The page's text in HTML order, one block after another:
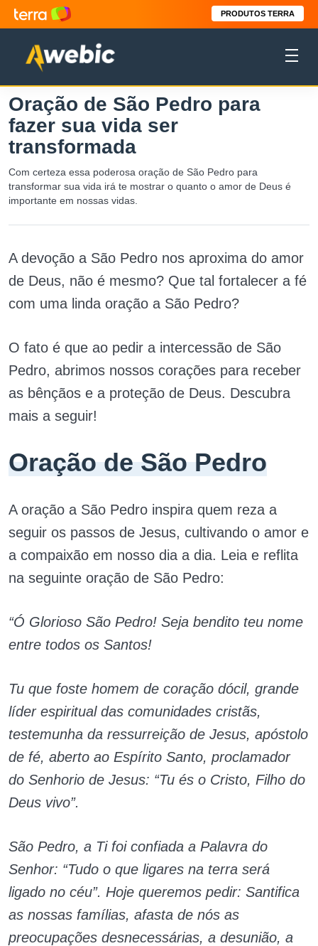
PRODUTOS TERRA
Oração de São Pedro para
fazer sua vida ser
transformada
Com certeza essa poderosa oração de São Pedro para
transformar sua vida irá te mostrar o quanto o amor de Deus é
importante em nossas vidas.
A devoção a São Pedro nos aproxima do amor
de Deus, não é mesmo? Que tal fortalecer a fé
com uma linda oração a São Pedro?
O fato é que ao pedir a intercessão de São
Pedro, abrimos nossos corações para receber
as bênçãos e a proteção de Deus. Descubra
mais a seguir!
Oração de São Pedro
A oração a São Pedro inspira quem reza a
seguir os passos de Jesus, cultivando o amor e
a compaixão em nosso dia a dia. Leia e reflita
na seguinte oração de São Pedro:
“Ó Glorioso São Pedro! Seja bendito teu nome
entre todos os Santos!
Tu que foste homem de coração dócil, grande
líder espiritual das comunidades cristãs,
testemunha da ressurreição de Jesus, apóstolo
de fé, aberto ao Espírito Santo, proclamador
do Senhorio de Jesus: “Tu és o Cristo, Filho do
Deus vivo”.
São Pedro, a Ti foi confiada a Palavra do
Senhor: “Tudo o que ligares na terra será
ligado no céu”. Hoje queremos pedir: Santifica
as nossas famílias, afasta de nós as
preocupações desnecessárias, a desunião, a